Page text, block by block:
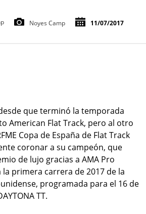
Noyes Camp 11/07/2017
que terminó la temporada
American Flat Track, pero al otro
Copa de España de Flat Track
coronar a su campeón, que
de lujo gracias a AMA Pro
primera carrera de 2017 de la
programada para el 16 de
TT.